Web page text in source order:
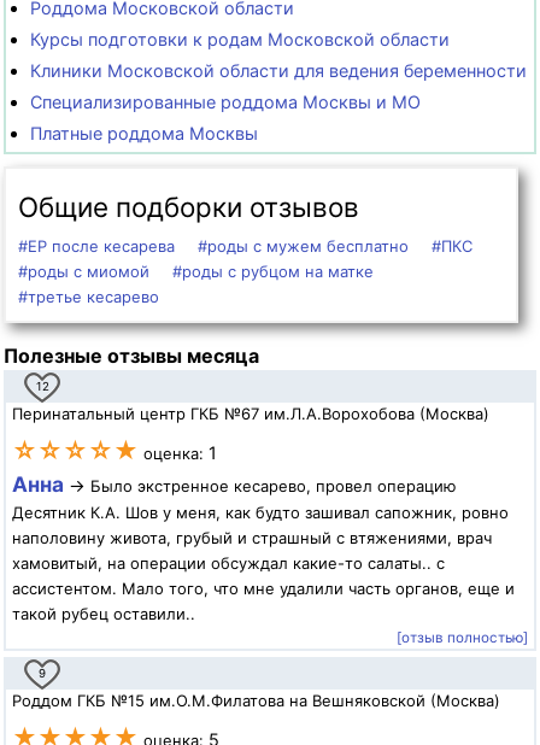
Роддома Московской области
Курсы подготовки к родам Московской области
Клиники Московской области для ведения беременности
Специализированные роддома Москвы и МО
Платные роддома Москвы
Общие подборки отзывов
#ЕР после кесарева #роды с мужем бесплатно
#ПКС
#роды с миомой
#роды с рубцом на матке
#третье кесарево
Полезные отзывы месяца
12
Перинатальный центр ГКБ №67 им.Л.А.Ворохобова (Москва)
☆☆☆☆★ оценка: 1
Анна → Было экстренное кесарево, провел операцию
Десятник К.А. Шов у меня, как будто зашивал сапожник, ровно
наполовину живота, грубый и страшный с втяжениями, врач
хамовитый, на операции обсуждал какие-то салаты.. с
ассистентом. Мало того, что мне удалили часть органов, еще и
такой рубец оставили..
[отзыв полностью]
9
Роддом ГКБ №15 им.О.М.Филатова на Вешняковской (Москва)
★★★★★ оценка: 5